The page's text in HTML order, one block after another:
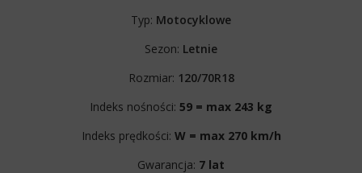
Typ: Motocyklowe
Sezon: Letnie
Rozmiar: 120/70R18
Indeks nośności: 59 = max 243 kg
Indeks prędkości: W = max 270 km/h
Gwarancja: 7 lat